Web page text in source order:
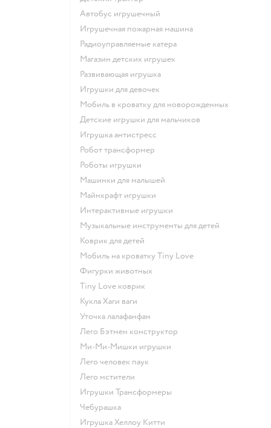
Автобус игрушечный
Игрушечная пожарная машина
Радиоуправляемые катера
Магазин детских игрушек
Развивающая игрушка
Игрушки для девочек
Мобиль в кроватку для новорожденных
Детские игрушки для мальчиков
Игрушка антистресс
Робот трансформер
Роботы игрушки
Машинки для малышей
Майнкрафт игрушки
Интерактивные игрушки
Музыкальные инструменты для детей
Коврик для детей
Мобиль на кроватку Tiny Love
Фигурки животных
Tiny Love коврик
Кукла Хаги ваги
Уточка лалафанфан
Лего Бэтмен конструктор
Ми-Ми-Мишки игрушки
Лего человек паук
Лего мстители
Игрушки Трансформеры
Чебурашка
Игрушка Хеллоу Китти